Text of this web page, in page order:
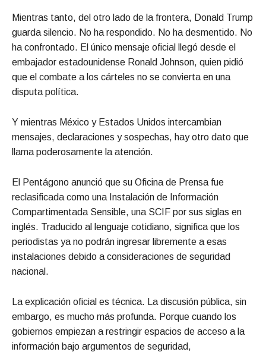
Mientras tanto, del otro lado de la frontera, Donald Trump
guarda silencio. No ha respondido. No ha desmentido. No
ha confrontado. El único mensaje oficial llegó desde el
embajador estadounidense Ronald Johnson, quien pidió
que el combate a los cárteles no se convierta en una
disputa política.
Y mientras México y Estados Unidos intercambian
mensajes, declaraciones y sospechas, hay otro dato que
llama poderosamente la atención.
El Pentágono anunció que su Oficina de Prensa fue
reclasificada como una Instalación de Información
Compartimentada Sensible, una SCIF por sus siglas en
inglés. Traducido al lenguaje cotidiano, significa que los
periodistas ya no podrán ingresar libremente a esas
instalaciones debido a consideraciones de seguridad
nacional.
La explicación oficial es técnica. La discusión pública, sin
embargo, es mucho más profunda. Porque cuando los
gobiernos empiezan a restringir espacios de acceso a la
información bajo argumentos de seguridad,